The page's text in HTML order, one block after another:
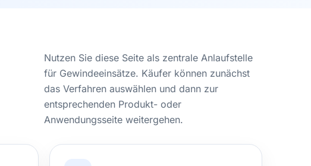
Nutzen Sie diese Seite als zentrale Anlaufstelle
für Gewindeeinsätze. Käufer können zunächst
das Verfahren auswählen und dann zur
entsprechenden Produkt- oder
Anwendungsseite weitergehen.